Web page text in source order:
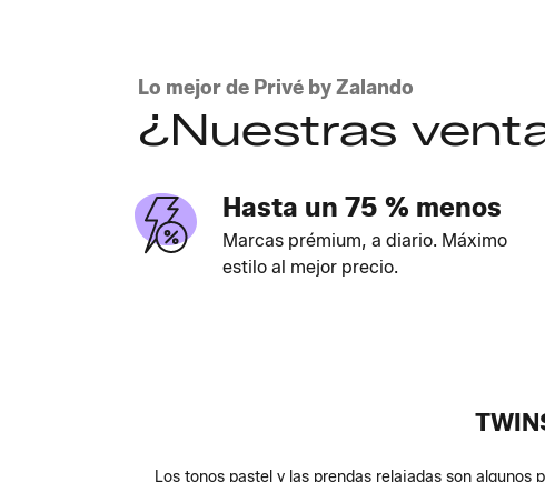
Lo mejor de Privé by Zalando
¿Nuestras
Hasta un 75 % menos
Marcas prémium, a diario. Máximo
estilo al mejor precio.
Los tonos pastel y las prendas relajadas son